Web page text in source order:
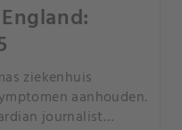
ziekenhuis
aanhouden.
journalist